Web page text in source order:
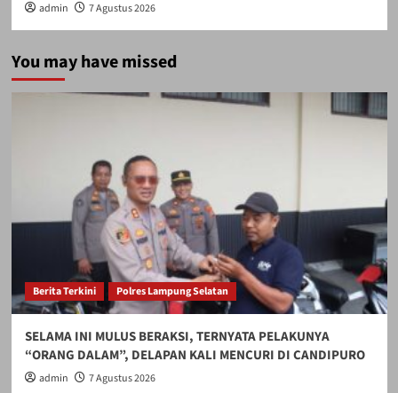
admin 7 Agustus 2026
You may have missed
Berita Terkini Polres Lampung Selatan
SELAMA INI MULUS BERAKSI, TERNYATA PELAKUNYA
“ORANG DALAM”, DELAPAN KALI MENCURI DI CANDIPURO
admin 7 Agustus 2026